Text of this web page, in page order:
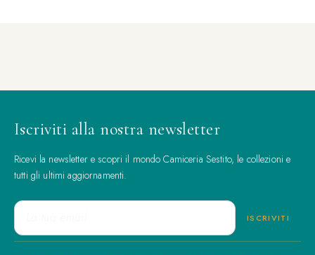
Iscriviti alla nostra newsletter
Ricevi la newsletter e scopri il mondo Camiceria Sestito, le collezioni e
tutti gli ultimi aggiornamenti.